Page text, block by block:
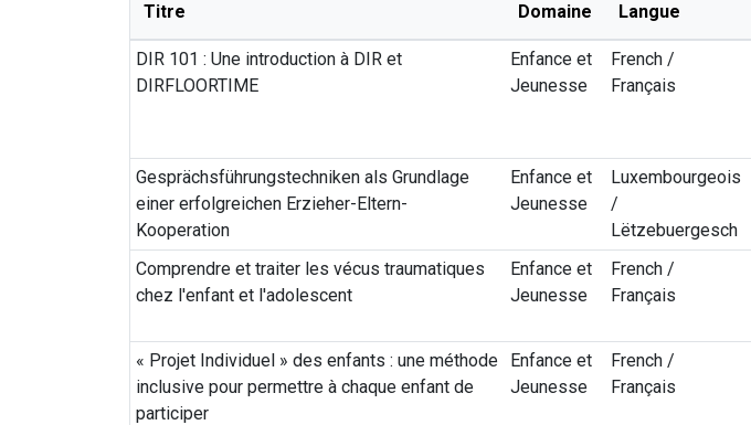
Titre Domaine Langue
DIR 101 : Une introduction à DIR et
DIRFLOORTIME
Enfance et
Jeunesse
French /
Français
Gesprächsführungstechniken als Grundlage
einer erfolgreichen Erzieher-Eltern-
Kooperation
Enfance et
Jeunesse
Luxembourgeois
/
Lëtzebuergesch
Comprendre et traiter les vécus traumatiques
chez l'enfant et l'adolescent
Enfance et
Jeunesse
French /
Français
« Projet Individuel » des enfants : une méthode
inclusive pour permettre à chaque enfant de
participer
Enfance et
Jeunesse
French /
Français